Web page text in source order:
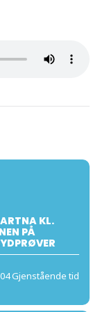
KL.
PÅ
Gjenstående tid